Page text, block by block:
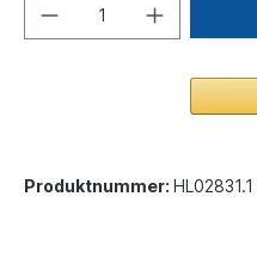
Produktnummer: HL02831.1